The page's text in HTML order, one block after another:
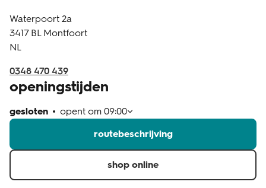
klantenservice
Waterpoort 2a
3417 BL Montfoort
NL
0348 470 439
openingstijden
gesloten opent om 09:00
routebeschrijving
shop online